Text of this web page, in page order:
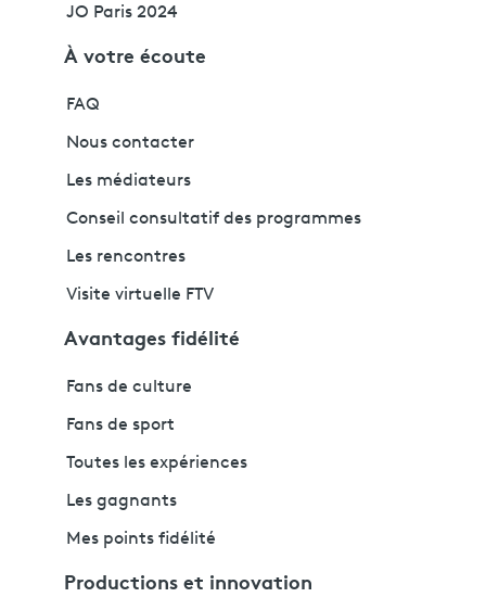
JO Paris 2024
À votre écoute
FAQ
Nous contacter
Les médiateurs
Conseil consultatif des programmes
Les rencontres
Visite virtuelle FTV
Avantages fidélité
Fans de culture
Fans de sport
Toutes les expériences
Les gagnants
Mes points fidélité
Productions et innovation